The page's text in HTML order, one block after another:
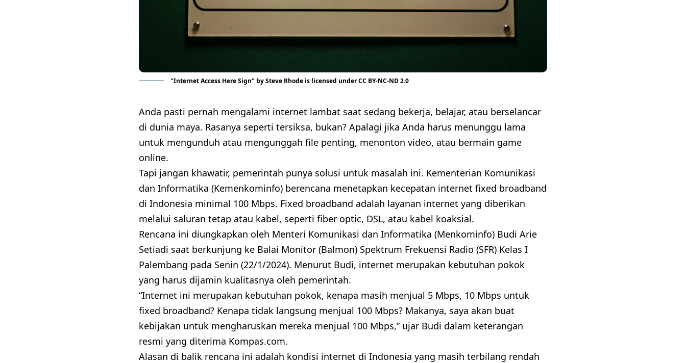
"Internet Access Here Sign" bySteve Rhode is licensed underCC BY-NC-ND 2.0
Anda pasti pernah mengalami internet lambat saat sedang bekerja, belajar, atau berselancar
di dunia maya. Rasanya seperti tersiksa, bukan? Apalagi jika Anda harus menunggu lama
untuk mengunduh atau mengunggah file penting, menonton video, atau bermain game
online.
Tapi jangan khawatir, pemerintah punya solusi untuk masalah ini. Kementerian Komunikasi
dan Informatika (Kemenkominfo) berencana menetapkan kecepatan internet fixed broadband
di Indonesia minimal 100 Mbps. Fixed broadband adalah layanan internet yang diberikan
melalui saluran tetap atau kabel, seperti fiber optic, DSL, atau kabel koaksial.
Rencana ini diungkapkan oleh Menteri Komunikasi dan Informatika (Menkominfo) Budi Arie
Setiadi saat berkunjung ke Balai Monitor (Balmon) Spektrum Frekuensi Radio (SFR) Kelas I
Palembang pada Senin (22/1/2024). Menurut Budi, internet merupakan kebutuhan pokok
yang harus dijamin kualitasnya oleh pemerintah.
“Internet ini merupakan kebutuhan pokok, kenapa masih menjual 5 Mbps, 10 Mbps untuk
fixed broadband? Kenapa tidak langsung menjual 100 Mbps? Makanya, saya akan buat
kebijakan untuk mengharuskan mereka menjual 100 Mbps,” ujar Budi dalam keterangan
resmi yang diterima Kompas.com.
Alasan di balik rencana ini adalah kondisi internet di Indonesia yang masih terbilang rendah